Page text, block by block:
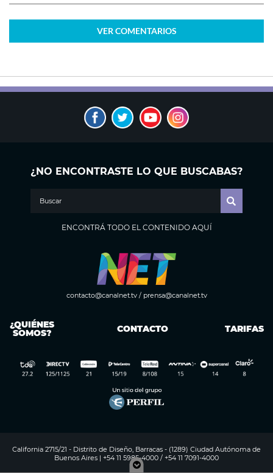
VER COMENTARIOS
¿NO ENCONTRASTE LO QUE BUSCABAS?
ENCONTRÁ TODO EL CONTENIDO AQUÍ
contacto@canalnet.tv/ prensa@canalnet.tv
¿QUIÉNES
SOMOS? CONTACTO TARIFAS
California 2715/21 - Distrito de Diseño, Barracas - (1289) Ciudad Autónoma de
Buenos Aires | +54 11 5985-4000 / +54 11 7091-4000